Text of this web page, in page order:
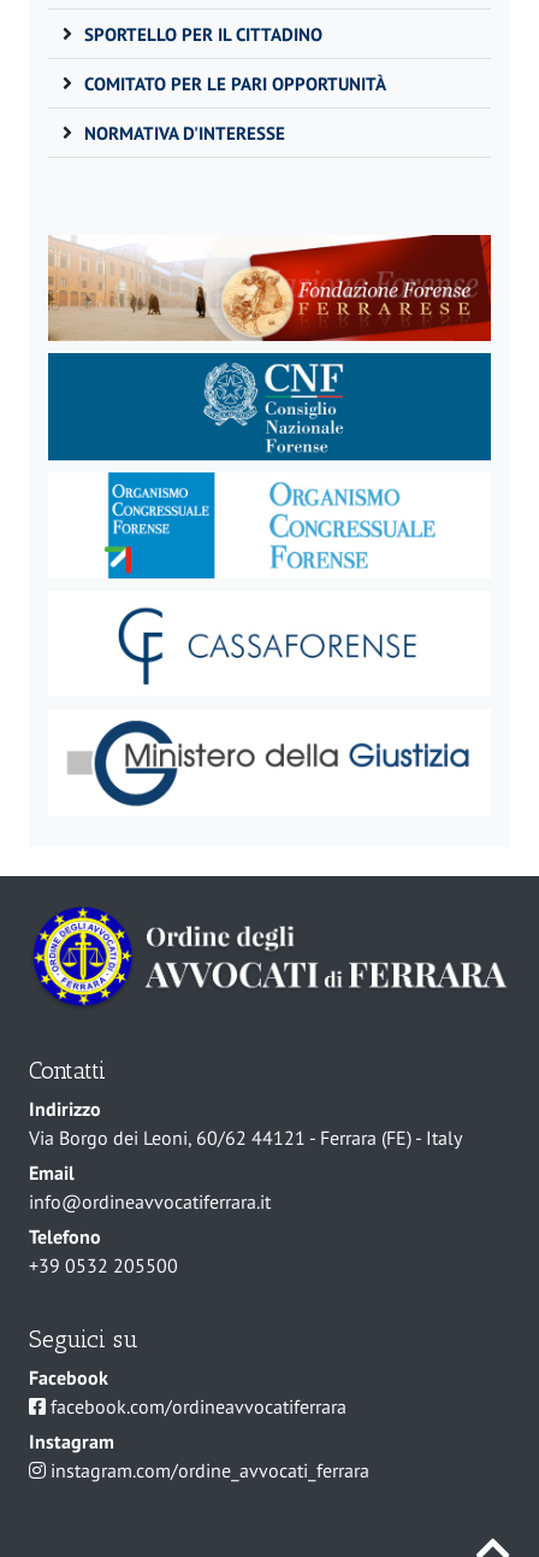
SPORTELLO PER IL CITTADINO
COMITATO PER LE PARI OPPORTUNITÀ
NORMATIVA D'INTERESSE
Contatti
Indirizzo
Via Borgo dei Leoni, 60/62 44121 - Ferrara (FE) - Italy
Email
info@ordineavvocatiferrara.it
Telefono
+39 0532 205500
Seguici su
Facebook
facebook.com/ordineavvocatiferrara
Instagram
instagram.com/ordine_avvocati_ferrara